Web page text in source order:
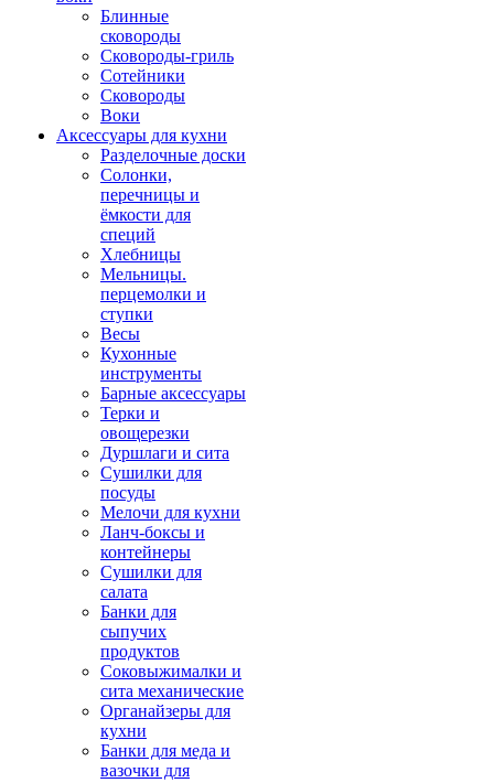
Блинные
сковороды
Сковороды-гриль
Сотейники
Сковороды
Воки
Аксессуары для кухни
Разделочные доски
Солонки,
перечницы и
ёмкости для
специй
Хлебницы
Мельницы.
перцемолки и
ступки
Весы
Кухонные
инструменты
Барные аксессуары
Терки и
овощерезки
Дуршлаги и сита
Сушилки для
посуды
Мелочи для кухни
Ланч-боксы и
контейнеры
Сушилки для
салата
Банки для
сыпучих
продуктов
Соковыжималки и
сита механические
Органайзеры для
кухни
Банки для меда и
вазочки для